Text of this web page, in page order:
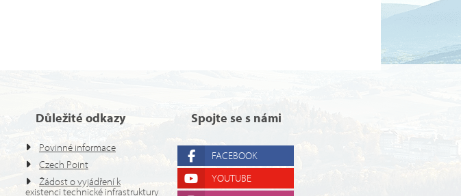
Důležité odkazy
Povinné informace
Czech Point
Žádost o vyjádření k
existenci technické infrastruktury
Spojte se s námi
FACEBOOK
YOUTUBE